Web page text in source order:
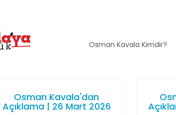
Osman Kavala Kimdir?
Osman Kavala'dan
Açıklama | 26 Mart 2026